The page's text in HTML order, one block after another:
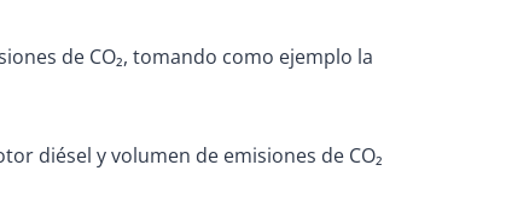
de CO₂, tomando como ejemplo la
diésel y volumen de emisiones de CO₂